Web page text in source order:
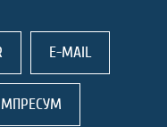
E-MAIL